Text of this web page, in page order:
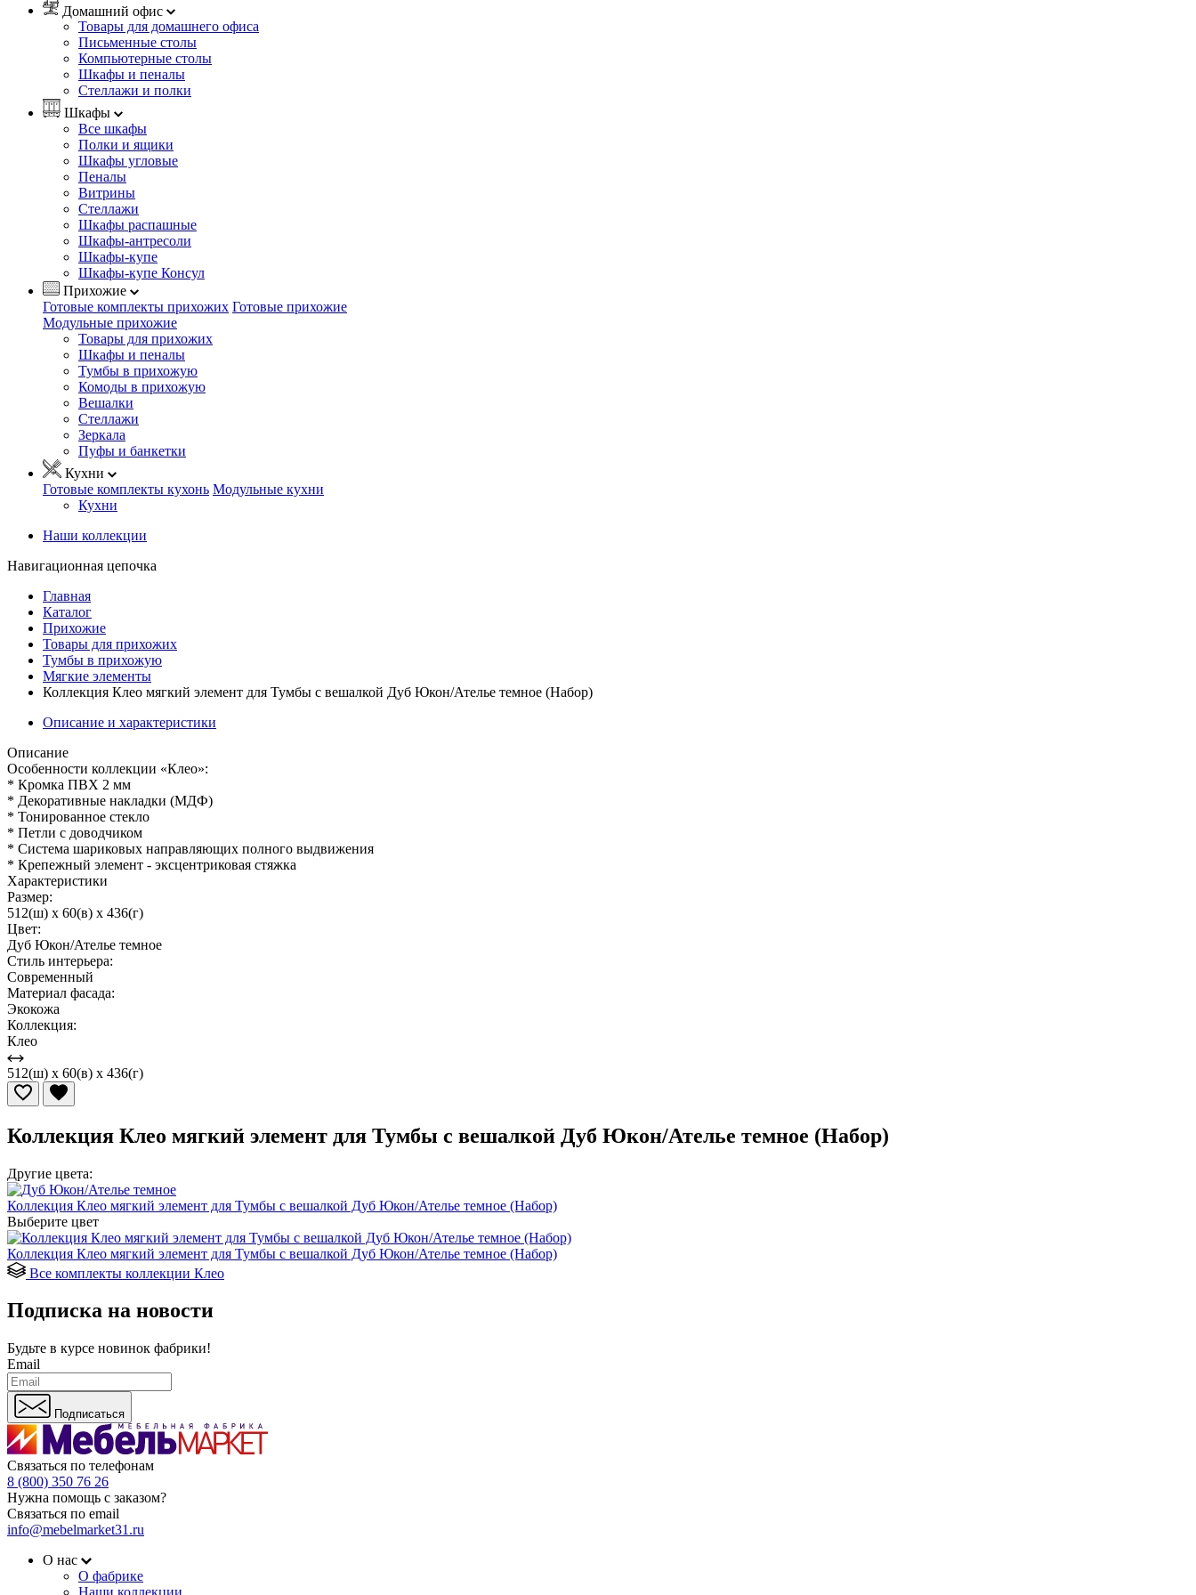
Домашний офис
Товары для домашнего офиса
Письменные столы
Компьютерные столы
Шкафы и пеналы
Стеллажи и полки
Шкафы
Все шкафы
Полки и ящики
Шкафы угловые
Пеналы
Витрины
Стеллажи
Шкафы распашные
Шкафы-антресоли
Шкафы-купе
Шкафы-купе Консул
Прихожие
Готовые комплекты прихожих Готовые прихожие
Модульные прихожие
Товары для прихожих
Шкафы и пеналы
Тумбы в прихожую
Комоды в прихожую
Вешалки
Стеллажи
Зеркала
Пуфы и банкетки
Кухни
Готовые комплекты кухонь Модульные кухни
Кухни
Наши коллекции
Навигационная цепочка
Главная
Каталог
Прихожие
Товары для прихожих
Тумбы в прихожую
Мягкие элементы
Коллекция Клео мягкий элемент для Тумбы с вешалкой Дуб Юкон/Ателье темное (Набор)
Описание и характеристики
Описание
Особенности коллекции «Клео»:
* Кромка ПВХ 2 мм
* Декоративные накладки (МДФ)
* Тонированное стекло
* Петли с доводчиком
* Система шариковых направляющих полного выдвижения
* Крепежный элемент - эксцентриковая стяжка
Характеристики
Размер:
512(ш) x 60(в) x 436(г)
Цвет:
Дуб Юкон/Ателье темное
Стиль интерьера:
Современный
Материал фасада:
Экокожа
Коллекция:
Клео
512(ш) x 60(в) x 436(г)
Коллекция Клео мягкий элемент для Тумбы с вешалкой Дуб Юкон/Ателье темное (Набор)
Другие цвета:
Коллекция Клео мягкий элемент для Тумбы с вешалкой Дуб Юкон/Ателье темное (Набор)
Выберите цвет
Коллекция Клео мягкий элемент для Тумбы с вешалкой Дуб Юкон/Ателье темное (Набор)
Все комплекты коллекции Клео
Подписка на новости
Будьте в курсе новинок фабрики!
Email
Подписаться
Связаться по телефонам
8 (800) 350 76 26
Нужна помощь с заказом?
Связаться по email
info@mebelmarket31.ru
О нас
О фабрике